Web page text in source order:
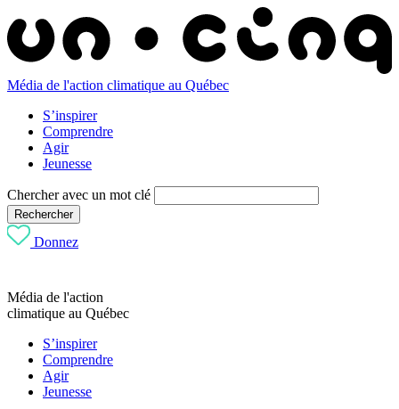
Média de l'action climatique au Québec
S’inspirer
Comprendre
Agir
Jeunesse
Chercher avec un mot clé
Rechercher
Donnez
Média de l'action
climatique au Québec
S’inspirer
Comprendre
Agir
Jeunesse